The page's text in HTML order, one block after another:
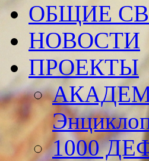
ОБЩИЕ
НОВОСТИ
ПРОЕКТЫ
1000